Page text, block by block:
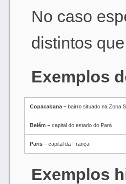
No caso
distintos
Exemplos
Copacabana – bairro situado na Zona
Belém – capital do estado do Pará
Paris – capital da França
Exemplos